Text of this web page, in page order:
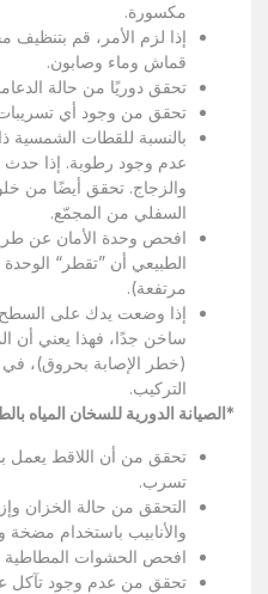
مكسورة.
إذا لزم الأمر، قم
قماش وماء وصابون.
تحقق دوريًا من حالة
تحقق من وجود أي
بالنسبة للقطات الشمسية
عدم وجود رطوبة. إذا حدث
والزجاج. تحقق أيضًا من
السفلي من المجمّع.
افحص وحدة الأمان عن
الطبيعي أن ”تقطر“
مرتفعة).
إذا وضعت يدك على السطح
ساخن جدًا، فهذا يعني أن
(خطر الإصابة بحروق)، في
التركيب.
*الصيانة الدورية للسخان المياه
تحقق من أن اللاقط يعمل
تسرب.
التحقق من حالة الخزان
والأنابيب باستخدام مضخة
افحص الحشوات المطاطية
تحقق من عدم وجود تآكل